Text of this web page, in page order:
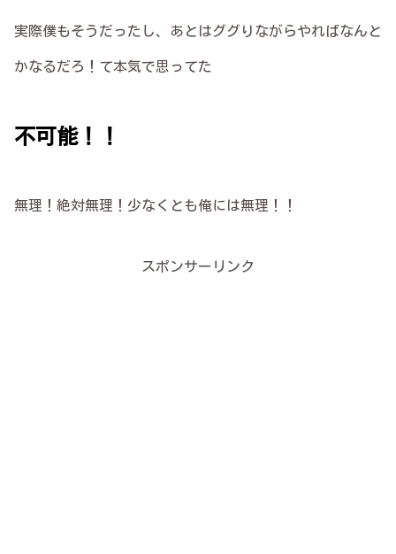
実際僕もそうだったし、あとはググりながらやればなんと
かなるだろ！て本気で思ってた
不可能！！
無理！絶対無理！少なくとも俺には無理！！
スポンサーリンク